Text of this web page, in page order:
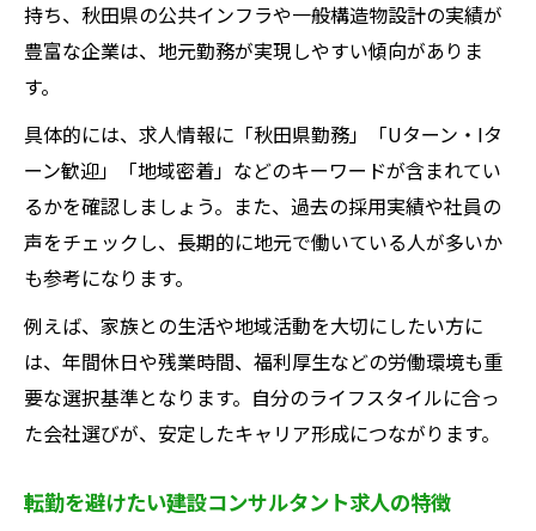
持ち、秋田県の公共インフラや一般構造物設計の実績が
豊富な企業は、地元勤務が実現しやすい傾向がありま
す。
具体的には、求人情報に「秋田県勤務」「Uターン・Iタ
ーン歓迎」「地域密着」などのキーワードが含まれてい
るかを確認しましょう。また、過去の採用実績や社員の
声をチェックし、長期的に地元で働いている人が多いか
も参考になります。
例えば、家族との生活や地域活動を大切にしたい方に
は、年間休日や残業時間、福利厚生などの労働環境も重
要な選択基準となります。自分のライフスタイルに合っ
た会社選びが、安定したキャリア形成につながります。
転勤を避けたい建設コンサルタント求人の特徴